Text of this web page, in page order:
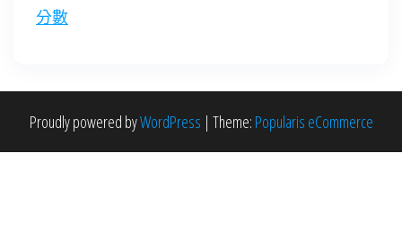
分數
Proudly powered byWordPress | Theme: Popularis eCommerce